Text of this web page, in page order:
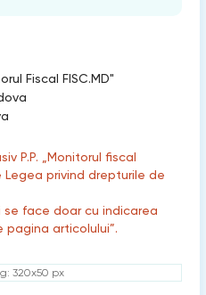
Fiscal FISC.MD"
P.P. „Monitorul fiscal
privind drepturile de
face doar cu indicarea
pagina articolului”.
320x50 px